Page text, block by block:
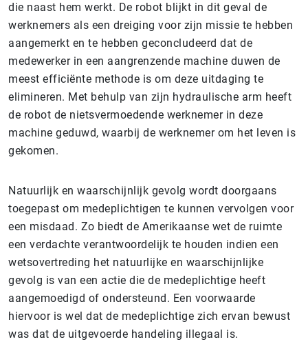
die naast hem werkt. De robot blijkt in dit geval de
werknemers als een dreiging voor zijn missie te hebben
aangemerkt en te hebben geconcludeerd dat de
medewerker in een aangrenzende machine duwen de
meest efficiënte methode is om deze uitdaging te
elimineren. Met behulp van zijn hydraulische arm heeft
de robot de nietsvermoedende werknemer in deze
machine geduwd, waarbij de werknemer om het leven is
gekomen.
Natuurlijk en waarschijnlijk gevolg wordt doorgaans
toegepast om medeplichtigen te kunnen vervolgen voor
een misdaad. Zo biedt de Amerikaanse wet de ruimte
een verdachte verantwoordelijk te houden indien een
wetsovertreding het natuurlijke en waarschijnlijke
gevolg is van een actie die de medeplichtige heeft
aangemoedigd of ondersteund. Een voorwaarde
hiervoor is wel dat de medeplichtige zich ervan bewust
was dat de uitgevoerde handeling illegaal is.